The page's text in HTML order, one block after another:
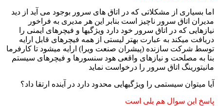
اما بسیاری از مشکلاتی که در اتاق های سرور بوجود می آید از دید
مدیران اتاق سرور ناچیز است بنابر این هر مدیری به فراخور
نیازهایی که در اتاق سرور خود دارد ویژگیها و فیچرهای ایمنی را
دریافت میکند به عبارت بهتر لیستی از همه فیچرهای قابل ارایه
توسط شرکت سازنده (پیشران صنعت ویرا) ارایه میشود تا کارفرما
بنا به مصلحت و نیازهای واقعی هود سنسورها و فیچرهای سیستم
مانیتورینگ اتاق سرور را درخواست نماید
آیا میتوان سیستمی را ویژگیهایی محدود دارد در آینده ارتقا داد؟
پاسخ این سوال هم بلی است